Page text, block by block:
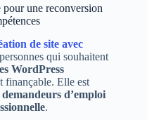
une reconversion
de site avec
qui souhaitent
WordPress
finançable. Elle est
demandeurs d’emploi
.